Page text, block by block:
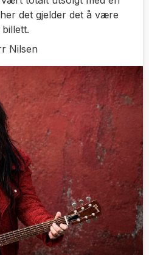
det gjelder det å være
Nilsen